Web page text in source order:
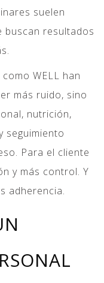
suelen
buscan resultados
WELL han
más ruido, sino
nutrición,
seguimiento
Para el cliente
y más control. Y
adherencia.